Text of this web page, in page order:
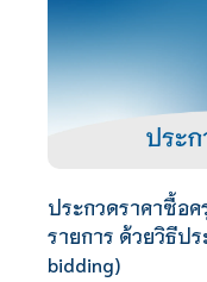
ประกวดราคาซื้อ
รายการ ด้วยวิธีป
bidding)